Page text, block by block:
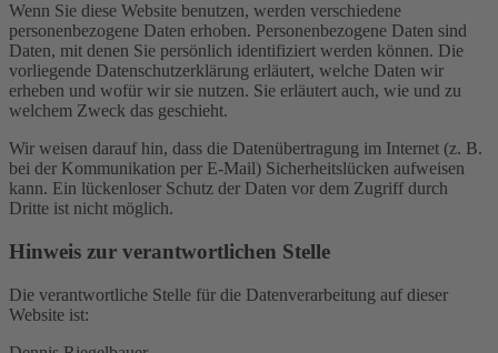
Wenn Sie diese Website benutzen, werden verschiedene
personenbezogene Daten erhoben. Personenbezogene Daten sind
Daten, mit denen Sie persönlich identifiziert werden können. Die
vorliegende Datenschutzerklärung erläutert, welche Daten wir
erheben und wofür wir sie nutzen. Sie erläutert auch, wie und zu
welchem Zweck das geschieht.
Wir weisen darauf hin, dass die Datenübertragung im Internet (z. B.
bei der Kommunikation per E-Mail) Sicherheitslücken aufweisen
kann. Ein lückenloser Schutz der Daten vor dem Zugriff durch
Dritte ist nicht möglich.
Hinweis zur verantwortlichen Stelle
Die verantwortliche Stelle für die Datenverarbeitung auf dieser
Website ist: